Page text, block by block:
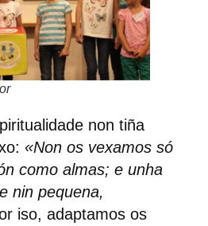
non tiña
«Non os vexamos só
como almas; e unha
nin pequena,
iso, adaptamos os